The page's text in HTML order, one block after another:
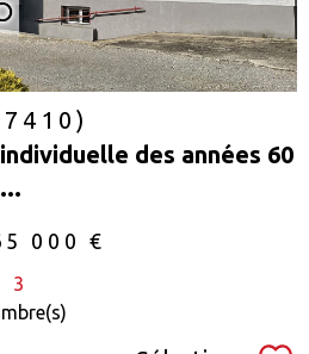
des années 60
000 €
3